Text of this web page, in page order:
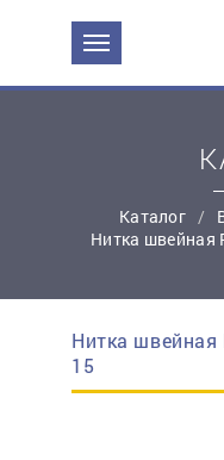
Каталог
Нитка швейная
Нитка швейная
15
ЗАДАТЬ ВОПРОС О
Эл. почта:*
Контактный
Ваш вопрос: